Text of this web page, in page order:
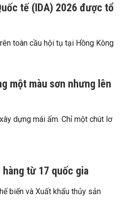
tế (IDA) 2026 được tổ
toàn cầu hội tụ tại Hồng Kông
một màu sơn nhưng lên
dựng mái ấm. Chỉ một chút lơ
từ 17 quốc gia
biến và Xuất khẩu thủy sản